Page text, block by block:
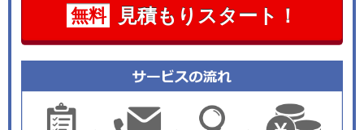
ガーネット」を追加したほか、従来のレザーに加
え、耐久性にすぐれるウール混紡の「Kvadratプレ
た「Dinamicaスエードクロス」、ユーカリ素材を
使った「Eucalyptusメランジ・テキスタイル」、
しなやかな風合いと高い通気性、抗菌性を特徴と
無料 見積もりスタート！